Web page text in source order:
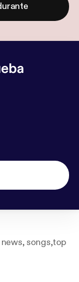
songs,top